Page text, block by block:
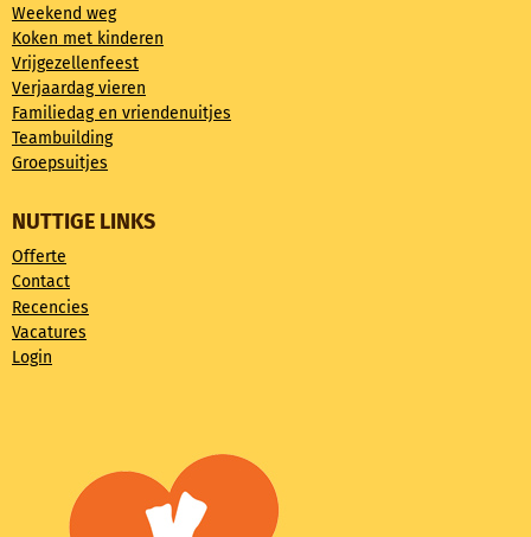
Weekend weg
Koken met kinderen
Vrijgezellenfeest
Verjaardag vieren
Familiedag en vriendenuitjes
Teambuilding
Groepsuitjes
NUTTIGE LINKS
Offerte
Contact
Recencies
Vacatures
Login